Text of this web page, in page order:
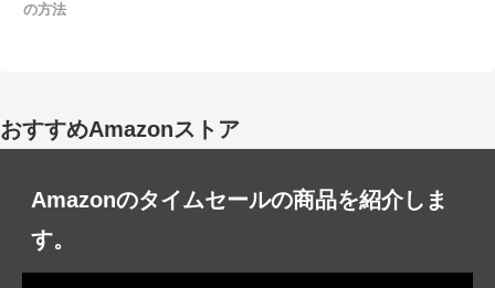
の方法
おすすめAmazonストア
Amazonのタイムセールの商品を紹介しま
す。